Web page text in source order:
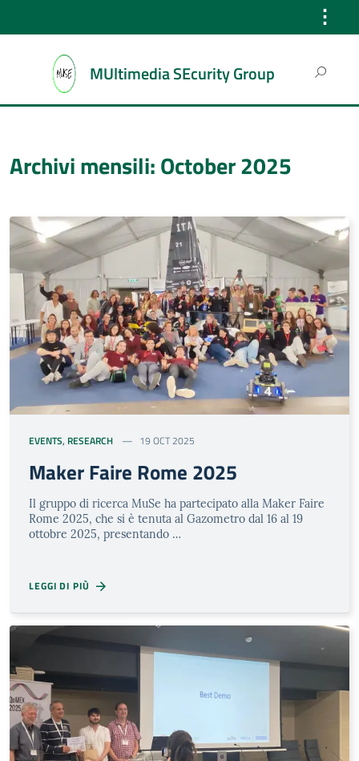
⋮
MUltimedia SEcurity Group
Archivi mensili: October 2025
EVENTS, RESEARCH 19 OCT 2025
Maker Faire Rome 2025
Il gruppo di ricerca MuSe ha partecipato alla Maker Faire
Rome 2025, che si è tenuta al Gazometro dal 16 al 19
ottobre 2025, presentando …
LEGGI DI PIÙ